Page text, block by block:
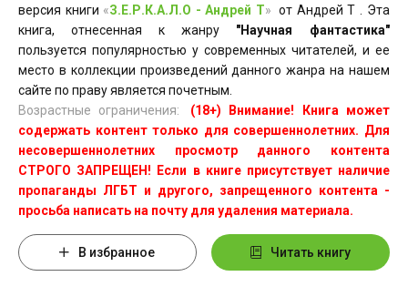
версия книги «З.Е.Р.К.А.Л.О - Андрей Т» от Андрей Т . Эта
книга, отнесенная к жанру "Научная фантастика"
пользуется популярностью у современных читателей, и ее
место в коллекции произведений данного жанра на нашем
сайте по праву является почетным.
Возрастные ограничения:
(18+) Внимание! Книга может
содержать контент только для совершеннолетних. Для
несовершеннолетних просмотр данного контента
СТРОГО ЗАПРЕЩЕН! Если в книге присутствует наличие
пропаганды ЛГБТ и другого, запрещенного контента -
просьба написать на почту для удаления материала.
В избранное Читать книгу